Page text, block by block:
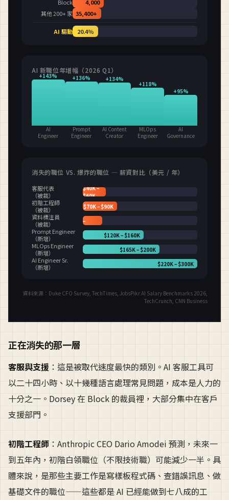
正在消失的那一層
客服與支援 ：這是被取代速度最快的類別。AI 客服工具可
以二十四小時、以十幾種語言處理常見問題，成本是人力的
十分之一。Dorsey 在 Block 的裁員裡，大部分集中在客戶
支援部門。
初階工程師 ：Anthropic CEO Dario Amodei 預測，未來一
到五年內，初階白領職位（不限技術職）可能減少一半。具
體來說，是那些主要工作是寫樣板程式碼、查錯誤訊息、做
基礎文件的職位——這些都是 AI 已經能做到七八成的工